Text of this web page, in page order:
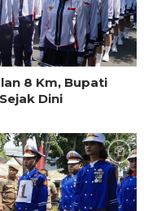
8 Km, Bupati
Dini